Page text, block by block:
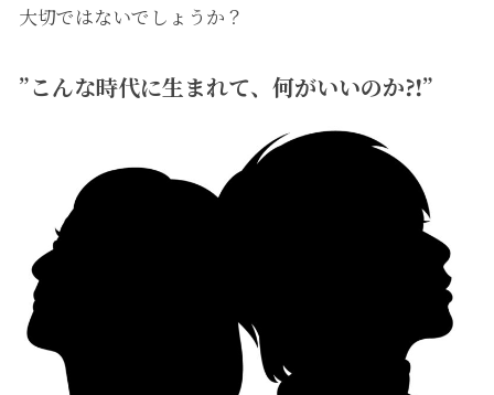
大切ではないでしょうか？
”こんな時代に生まれて、何がいいのか⁈”